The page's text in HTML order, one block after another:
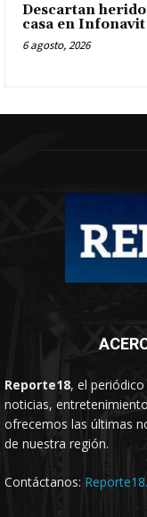
Descartan
casa en Infonavit
6 agosto, 2026
Reporte18, el
noticias,
ofrecemos las últimas
de nuestra región.
Contáctanos: